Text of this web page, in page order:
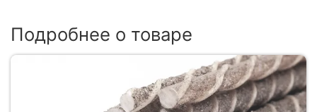
Подробнее о товаре